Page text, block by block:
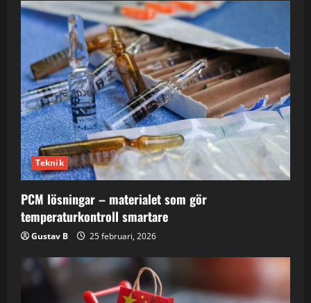
Teknik
PCM lösningar – materialet som gör
temperaturkontroll smartare
Gustav B 25 februari, 2026